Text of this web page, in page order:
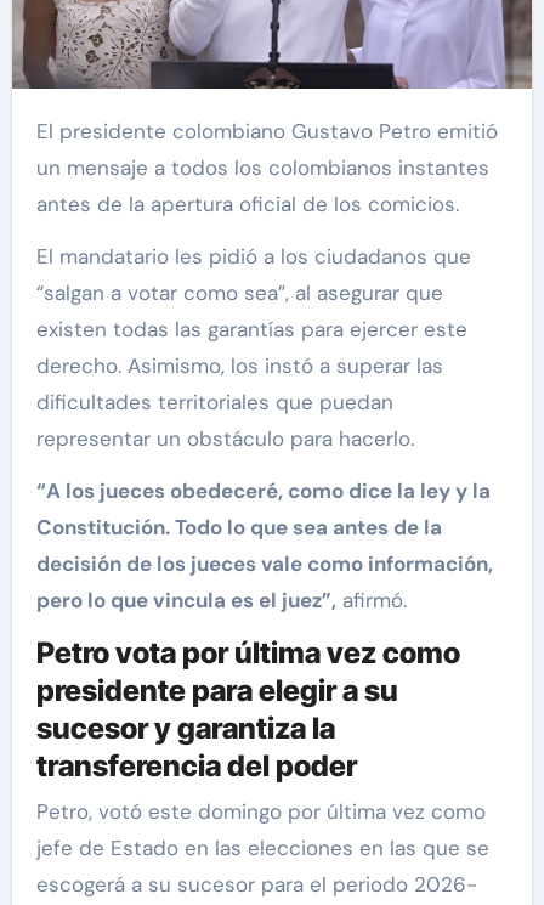
El presidente colombiano Gustavo Petro emitió
un mensaje a todos los colombianos instantes
antes de la apertura oficial de los comicios.
El mandatario les pidió a los ciudadanos que
“salgan a votar como sea”, al asegurar que
existen todas las garantías para ejercer este
derecho. Asimismo, los instó a superar las
dificultades territoriales que puedan
representar un obstáculo para hacerlo.
“A los jueces obedeceré, como dice la ley y la
Constitución. Todo lo que sea antes de la
decisión de los jueces vale como información,
pero lo que vincula es el juez”,afirmó.
Petro vota por última vez como
presidente para elegir a su
sucesor y garantiza la
transferencia del poder
Petro, votó este domingo por última vez como
jefe de Estado en las elecciones en las que se
escogerá a su sucesor para el periodo 2026-